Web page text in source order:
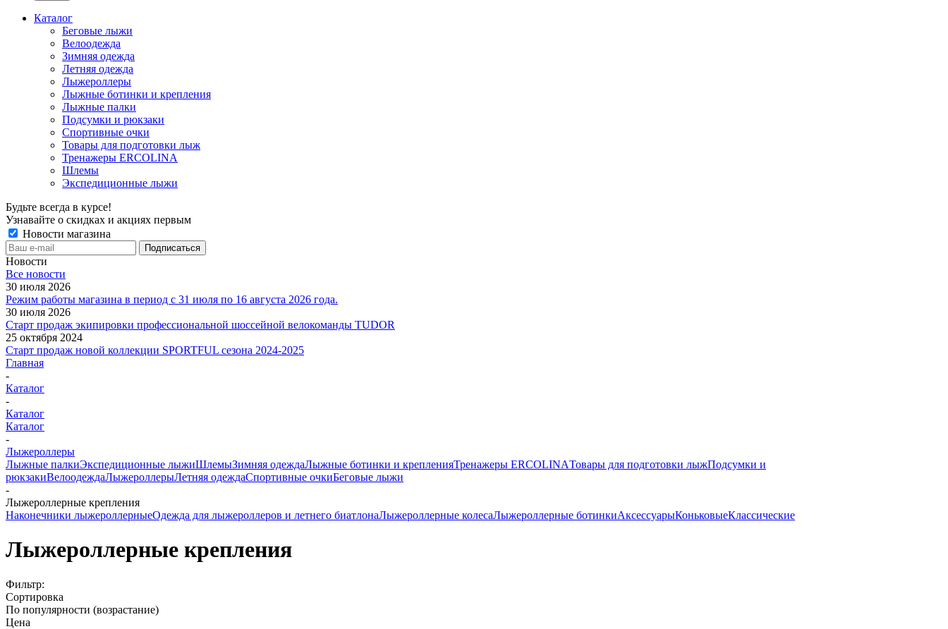
Каталог
Беговые лыжи
Велоодежда
Зимняя одежда
Летняя одежда
Лыжероллеры
Лыжные ботинки и крепления
Лыжные палки
Подсумки и рюкзаки
Спортивные очки
Товары для подготовки лыж
Тренажеры ERCOLINA
Шлемы
Экспедиционные лыжи
Будьте всегда в курсе!
Узнавайте о скидках и акциях первым
Новости магазина
Новости
Все новости
30 июля 2026
Режим работы магазина в период с 31 июля по 16 августа 2026 года.
30 июля 2026
Старт продаж экипировки профессиональной шоссейной велокоманды TUDOR
25 октября 2024
Старт продаж новой коллекции SPORTFUL сезона 2024-2025
Главная
-
Каталог
-
Каталог
Каталог
-
Лыжероллеры
Лыжные палкиЭкспедиционные лыжиШлемыЗимняя одеждаЛыжные ботинки и крепленияТренажеры ERCOLINAТовары для подготовки лыжПодсумки и
рюкзакиВелоодеждаЛыжероллерыЛетняя одеждаСпортивные очкиБеговые лыжи
-
Лыжероллерные крепления
Наконечники лыжероллерныеОдежда для лыжероллеров и летнего биатлонаЛыжероллерные колесаЛыжероллерные ботинкиАксессуарыКоньковыеКлассические
Лыжероллерные крепления
Фильтр:
Сортировка
По популярности (возрастание)
Цена